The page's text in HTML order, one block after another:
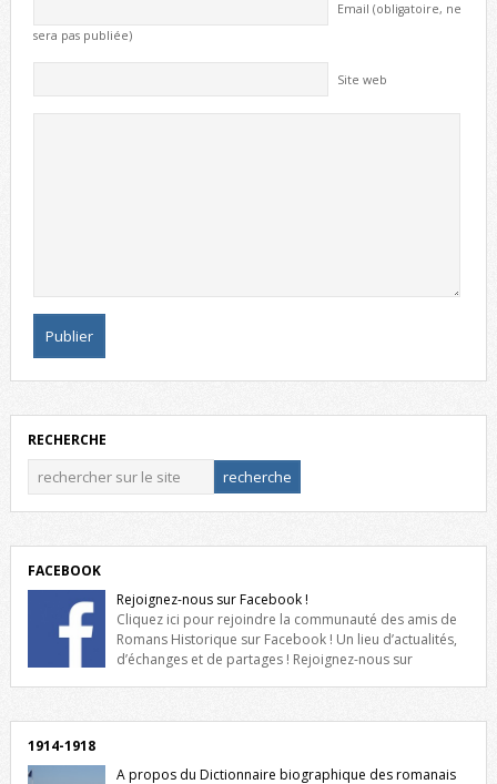
Email (obligatoire, ne
sera pas publiée)
Site web
RECHERCHE
FACEBOOK
Rejoignez-nous sur Facebook !
Cliquez ici pour rejoindre la communauté des amis de
Romans Historique sur Facebook ! Un lieu d’actualités,
d’échanges et de partages ! Rejoignez-nous sur
1914-1918
A propos du Dictionnaire biographique des romanais